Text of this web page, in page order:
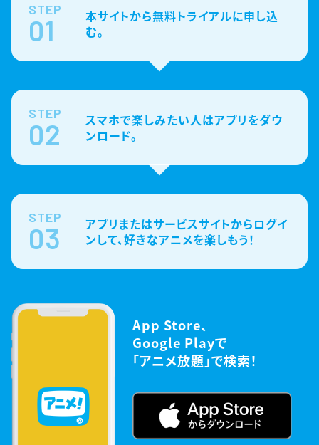
STEP
01
本サイトから無料トライアルに申し込
む。
STEP
02
スマホで楽しみたい人はアプリをダウ
ンロード。
STEP
03
アプリまたはサービスサイトからログイ
ンして、好きなアニメを楽しもう！
App Store、
Google Playで
「アニメ放題」で検索！